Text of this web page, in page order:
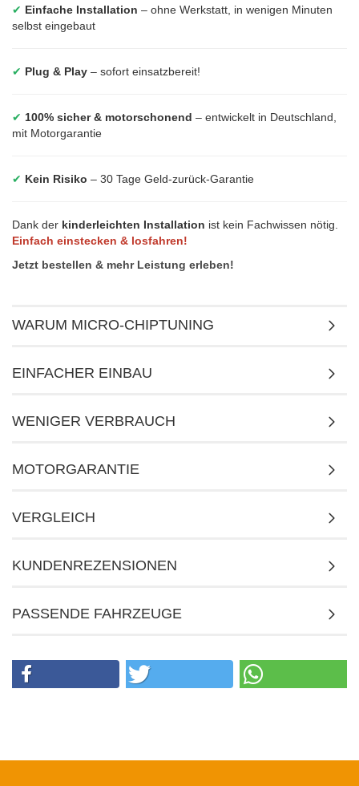
✔ Einfache Installation – ohne Werkstatt, in wenigen Minuten
selbst eingebaut
✔ Plug & Play – sofort einsatzbereit!
✔ 100% sicher & motorschonend – entwickelt in Deutschland,
mit Motorgarantie
✔ Kein Risiko – 30 Tage Geld-zurück-Garantie
Dank der kinderleichten Installation ist kein Fachwissen nötig.
Einfach einstecken & losfahren!
Jetzt bestellen & mehr Leistung erleben!
WARUM MICRO-CHIPTUNING
EINFACHER EINBAU
WENIGER VERBRAUCH
MOTORGARANTIE
VERGLEICH
KUNDENREZENSIONEN
PASSENDE FAHRZEUGE